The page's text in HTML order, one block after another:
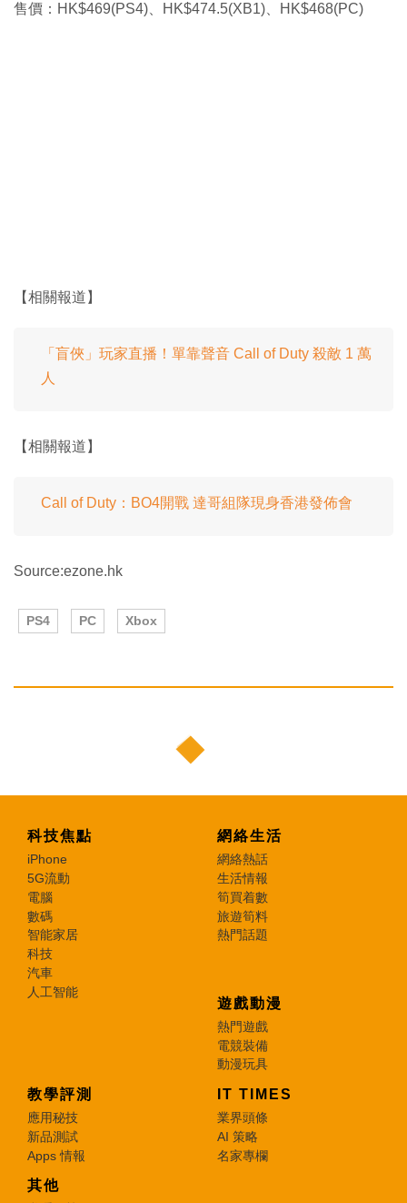
售價：HK$469(PS4)、HK$474.5(XB1)、HK$468(PC)
【相關報道】
「盲俠」玩家直播！單靠聲音 Call of Duty 殺敵 1 萬
人
【相關報道】
Call of Duty：BO4開戰 達哥組隊現身香港發佈會
Source:ezone.hk
PS4 PC Xbox
科技焦點
iPhone
5G流動
電腦
數碼
智能家居
科技
汽車
人工智能
網絡生活
網絡熱話
生活情報
筍買着數
旅遊筍料
熱門話題
遊戲動漫
熱門遊戲
電競裝備
動漫玩具
教學評測
應用秘技
新品測試
Apps 情報
IT TIMES
業界頭條
AI 策略
名家專欄
其他